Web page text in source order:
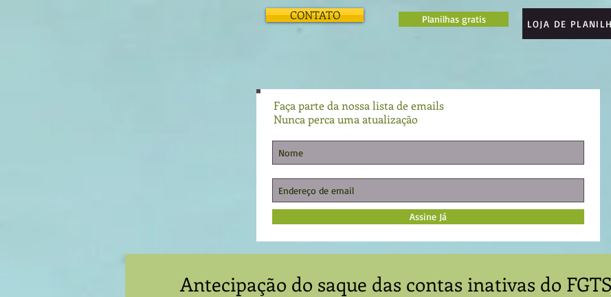
CONTATO Planilhas gratis LOJA DE
Faça parte da nossa lista de emails
Nunca perca uma atualização
Assine Já
Antecipação do saque das contas inativas do FGTS